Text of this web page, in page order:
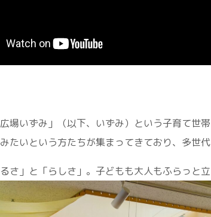
場いずみ」（以下、いずみ）という子育て世
たいという方たちが集まってきており、多世
さ」と「らしさ」。子どもも大人もふらっと